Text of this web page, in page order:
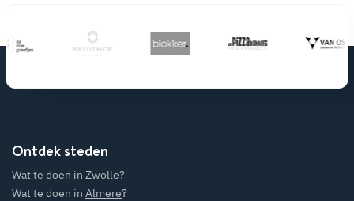
Ontdek steden
Wat te doen in Zwolle?
Wat te doen in Almere?